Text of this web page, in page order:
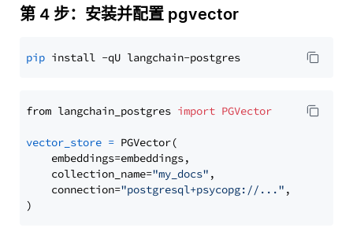
第 4 步：安装并配置 pgvector
pip
from langchain_postgres import PGVector
vector_store = PGVector(
    embeddings=embeddings,
    collection_name=
"my_docs" ,
    connection=
"postgresql+psycopg://..." ,